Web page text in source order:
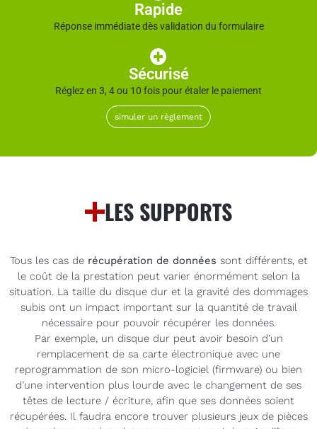
Rapide
Réponse immédiate dès validation du formulaire
Sécurisé
Réglez en 3, 4 ou 10 fois pour étaler le paiement
simuler un règlement
LES SUPPORTS
Tous les cas de récupération de données sont différents, et
le coût de la prestation peut varier énormément selon la
situation. La taille du disque dur et la gravité des dommages
subis ont un impact important sur la quantité de travail
nécessaire pour pouvoir récupérer les données.
Par exemple, un disque dur peut avoir besoin d’un
remplacement de sa carte électronique avec une
reprogrammation de son micro-logiciel (firmware) ou bien
d’une intervention plus lourde avec le changement de ses
têtes de lecture / écriture, afin que ses données soient
récupérées. Il faudra encore trouver plusieurs jeux de pièces